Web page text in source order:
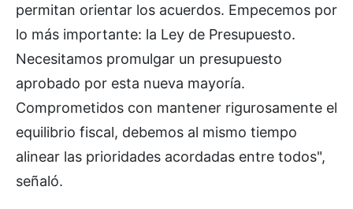
permitan orientar los acuerdos. Empecemos por
lo más importante: la Ley de Presupuesto.
Necesitamos promulgar un presupuesto
aprobado por esta nueva mayoría.
Comprometidos con mantener rigurosamente el
equilibrio fiscal, debemos al mismo tiempo
alinear las prioridades acordadas entre todos",
señaló.